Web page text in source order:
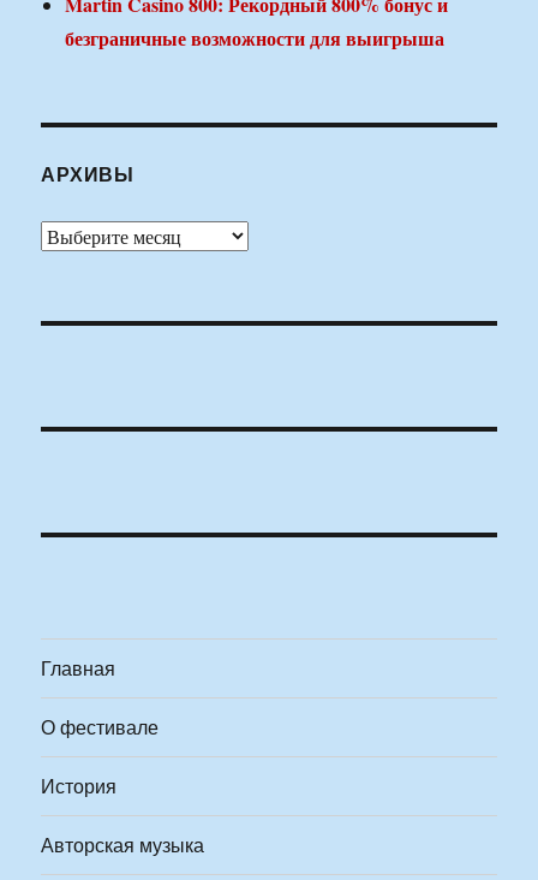
безграничные возможности для выигрыша
АРХИВЫ
Архивы
Главная
О фестивале
История
Авторская музыка